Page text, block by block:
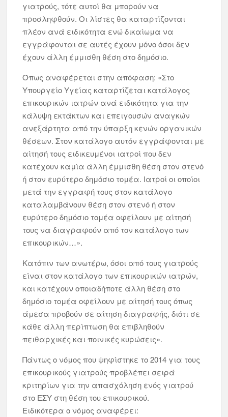
γιατρούς, τότε αυτοί θα μπορούν να
προσληφθούν. Οι λίστες θα καταρτίζονται
πλέον ανά ειδικότητα ενώ δικαίωμα να
εγγράφονται σε αυτές έχουν μόνο όσοι δεν
έχουν άλλη έμμισθη θέση στο δημόσιο.
Όπως αναφέρεται στην απόφαση: «Στο
Υπουργείο Υγείας καταρτίζεται κατάλογος
επικουρικών ιατρών ανά ειδικότητα για την
κάλυψη εκτάκτων και επειγουσών αναγκών
ανεξάρτητα από την ύπαρξη κενών οργανικών
θέσεων. Στον κατάλογο αυτόν εγγράφονται με
αίτησή τους ειδικευμένοι ιατροί που δεν
κατέχουν καμία άλλη έμμισθη θέση στον στενό
ή στον ευρύτερο δημόσιο τομέα. Ιατροί οι οποίοι
μετά την εγγραφή τους στον κατάλογο
καταλαμβάνουν θέση στον στενό ή στον
ευρύτερο δημόσιο τομέα οφείλουν με αίτησή
τους να διαγραφούν από τον κατάλογο των
επικουρικών…».
Κατόπιν των ανωτέρω, όσοι από τους γιατρούς
είναι στον κατάλογο των επικουρικών ιατρών,
και κατέχουν οποιαδήποτε άλλη θέση στο
δημόσιο τομέα οφείλουν με αίτησή τους όπως
άμεσα προβούν σε αίτηση διαγραφής, διότι σε
κάθε άλλη περίπτωση θα επιβληθούν
πειθαρχικές και ποινικές κυρώσεις».
Πάντως ο νόμος που ψηφίστηκε το 2014 για τους
επικουρικούς γιατρούς προβλέπει σειρά
κριτηρίων για την απασχόληση ενός γιατρού
στο ΕΣΥ στη θέση του επικουρικού.
Ειδικότερα ο νόμος αναφέρει: